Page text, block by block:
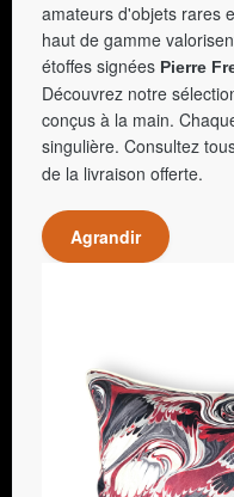
amateurs d'objets rares
haut de gamme
étoffes signées Pierre
Découvrez notre
conçus à la main.
singulière. Consultez
de la livraison offerte.
Agrandir